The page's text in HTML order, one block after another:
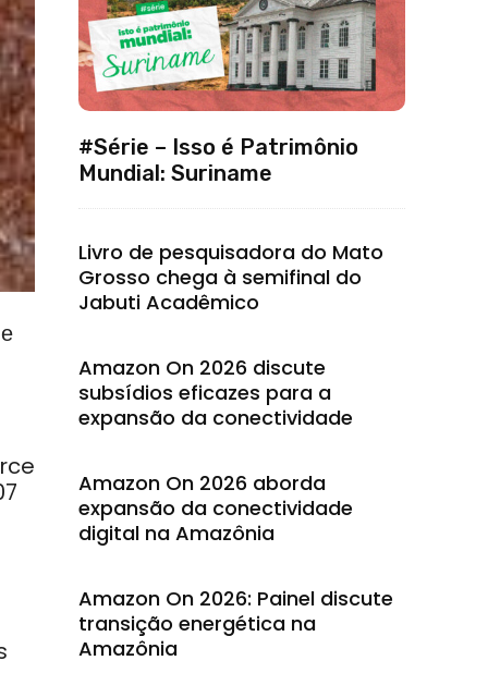
#Série – Isso é Patrimônio
Mundial: Suriname
Livro de pesquisadora do Mato
Grosso chega à semifinal do
Jabuti Acadêmico
Amazon On 2026 discute
subsídios eficazes para a
expansão da conectividade
Amazon On 2026 aborda
expansão da conectividade
digital na Amazônia
Amazon On 2026: Painel discute
transição energética na
Amazônia